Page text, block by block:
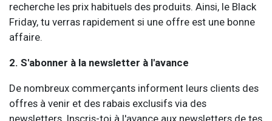
recherche les prix habituels des produits. Ainsi, le Black
Friday, tu verras rapidement si une offre est une bonne
affaire.
2. S'abonner à la newsletter à l'avance
De nombreux commerçants informent leurs clients des
offres à venir et des rabais exclusifs via des